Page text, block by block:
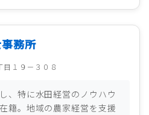
務所
１９－３０８
、特に水田経営のノウハウ
籍。地域の農家経営を支援